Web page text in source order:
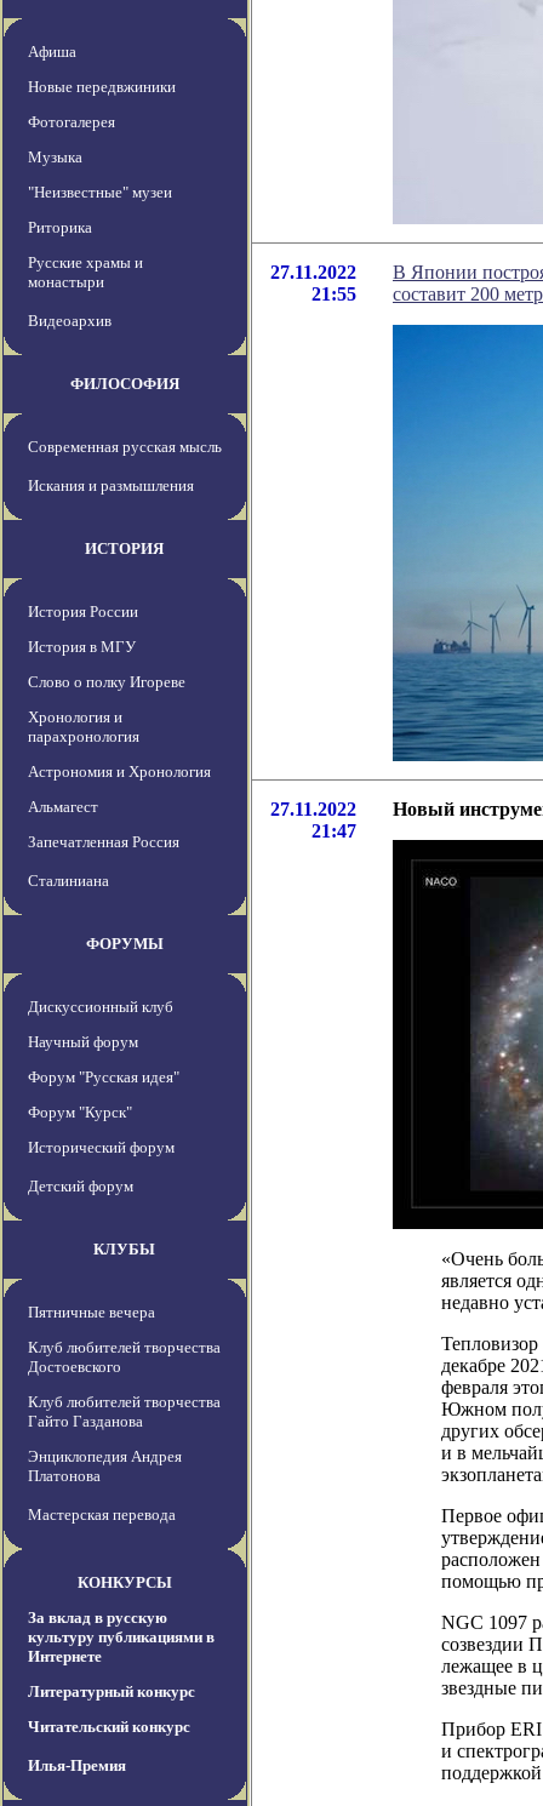
Афиша
Новые передвжиники
Фотогалерея
Музыка
"Неизвестные" музеи
Риторика
Русские храмы и
монастыри
Видеоархив
ФИЛОСОФИЯ
Современная русская мысль
Искания и размышления
ИСТОРИЯ
История России
История в МГУ
Слово о полку Игореве
Хронология и
парахронология
Астрономия и Хронология
Альмагест
Запечатленная Россия
Сталиниана
ФОРУМЫ
Дискуссионный клуб
Научный форум
Форум "Русская идея"
Форум "Курск"
Исторический форум
Детский форум
КЛУБЫ
Пятничные вечера
Клуб любителей творчества
Достоевского
Клуб любителей творчества
Гайто Газданова
Энциклопедия Андрея
Платонова
Мастерская перевода
КОНКУРСЫ
За вклад в русскую
культуру публикациями в
Интернете
Литературный конкурс
Читательский конкурс
Илья-Премия
27.11.2022
21:55
В Японии
составит 200
27.11.2022
21:47
Новый
«Очень
является
недавно
декабре
февраля
Южном
других
и в
Первое
помощью
NGC 1097
созвездии
лежащее в
звездные
Прибор
и